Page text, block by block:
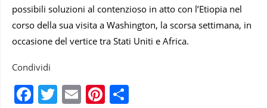
possibili soluzioni al contenzioso in atto con l’Etiopia nel
corso della sua visita a Washington, la scorsa settimana, in
occasione del vertice tra Stati Uniti e Africa.
Condividi
Facebook
Twitter
EmailPinterest